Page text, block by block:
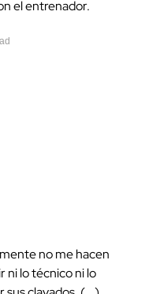
el entrenador.
no me hacen
ni lo técnico ni lo